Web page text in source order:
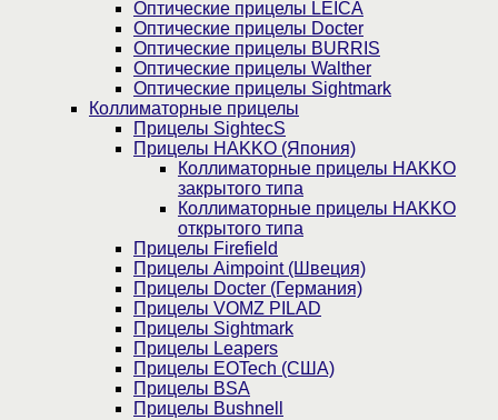
Оптические прицелы LEICA
Оптические прицелы Docter
Оптические прицелы BURRIS
Оптические прицелы Walther
Оптические прицелы Sightmark
Коллиматорные прицелы
Прицелы SightecS
Прицелы HAKKO (Япония)
Коллиматорные прицелы HAKKO
закрытого типа
Коллиматорные прицелы HAKKO
открытого типа
Прицелы Firefield
Прицелы Aimpoint (Швеция)
Прицелы Docter (Германия)
Прицелы VOMZ PILAD
Прицелы Sightmark
Прицелы Leapers
Прицелы EOTech (США)
Прицелы BSA
Прицелы Bushnell